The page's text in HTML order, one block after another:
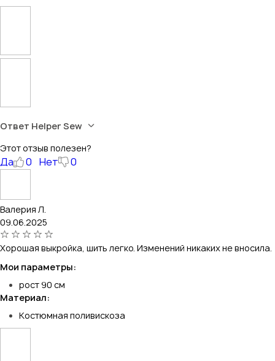
Ответ Helper Sew
Этот отзыв полезен?
Да 0 Нет 0
Валерия Л.
09.06.2025
Хорошая выкройка, шить легко. Изменений никаких не вносила.
Мои параметры:
рост 90 см
Материал:
Костюмная поливискоза